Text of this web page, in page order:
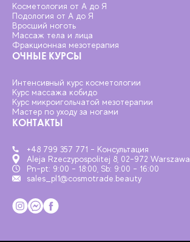
Косметология от А до Я
Подология от А до Я
Вросший ноготь
Массаж тела и лица
Фракционная мезотерапия
ОЧНЫЕ КУРСЫ
Интенсивный курс косметологии
Курс массажа кобидо
Курс микроигольчатой мезотерапии
Мастер по уходу за ногами
КОНТАКТЫ
+48 799 357 771 - Консультация
Aleja Rzeczypospolitej 8, 02-972 Warszawa
Pn-pt: 9:00 - 18:00, Sb: 9:00 - 16:00
sales_pl1@cosmotrade.beauty